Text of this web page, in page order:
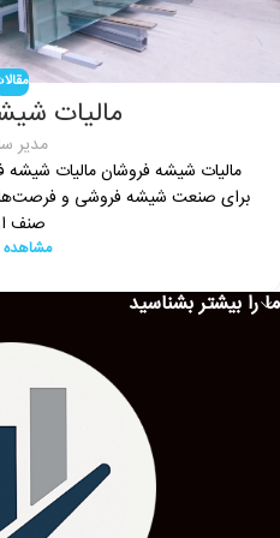
مالیات
مدیر
مالیات شیشه فروشان مالیات شیشه
برای صنعت شیشه فروشی و فرصت‌های
صنف
مشاهده
ما را بیشتر بشناسید